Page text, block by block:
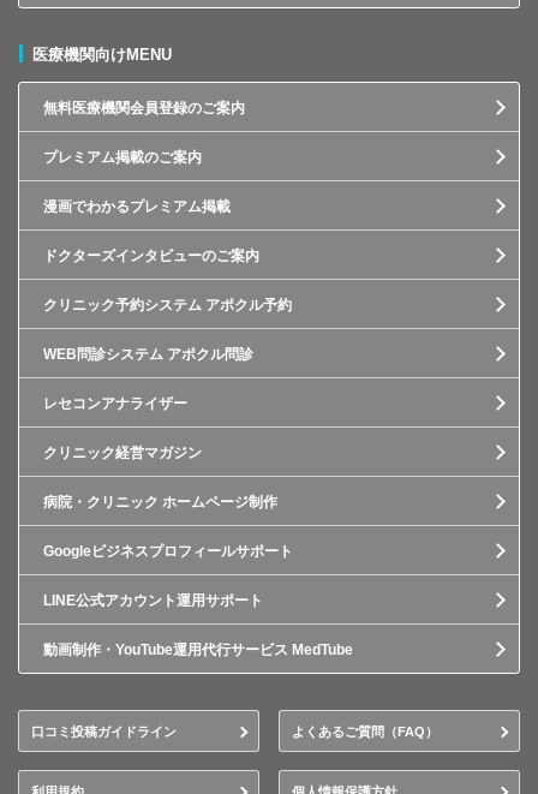
医療機関向けMENU
無料医療機関会員登録のご案内
プレミアム掲載のご案内
漫画でわかるプレミアム掲載
ドクターズインタビューのご案内
クリニック予約システム アポクル予約
WEB問診システム アポクル問診
レセコンアナライザー
クリニック経営マガジン
病院・クリニック ホームページ制作
Googleビジネスプロフィールサポート
LINE公式アカウント運用サポート
動画制作・YouTube運用代行サービス MedTube
口コミ投稿ガイドライン よくあるご質問（FAQ）